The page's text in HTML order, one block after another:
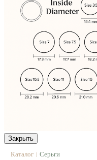
Закрыть
Каталог | Серьги